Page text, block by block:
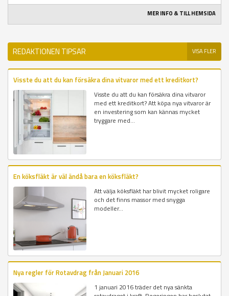
MER INFO & TILL HEMSIDA
REDAKTIONEN TIPSAR VISA FLER
Visste du att du kan försäkra dina vitvaror med ett kreditkort?
Visste du att du kan försäkra dina vitvaror
med ett kreditkort? Att köpa nya vitvaror är
en investering som kan kännas mycket
tryggare med...
En köksfläkt är väl ändå bara en köksfläkt?
Att välja köksfläkt har blivit mycket roligare
och det finns massor med snygga
modeller...
Nya regler för Rotavdrag från Januari 2016
1 januari 2016 träder det nya sänkta